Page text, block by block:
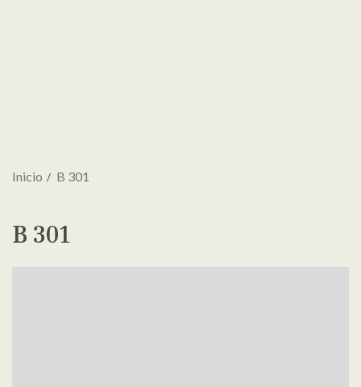
Inicio B 301
B 301